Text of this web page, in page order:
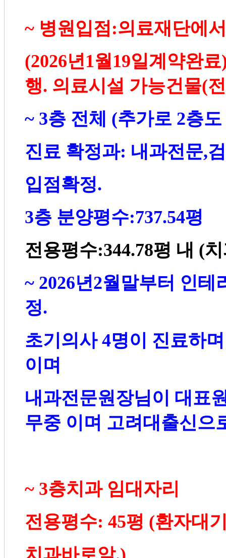
~ 병원입점:의료재단에
(2026년1월19일계약완료
행. 의료시설 가능건물(
~ 3층 전체 (추가로 2층
진료 확정과: 내과전문,
입점확정.
3층 분양평수:737.54평
전용평수:344.78평 내 (
~ 2026년2월말부터 인테
정.
초기의사 4명이 진료하
이며
내과전문원장님이 대표
무중 이며 고려대출신으
~ 3층치과 임대자리
전용평수: 45평 (환자대